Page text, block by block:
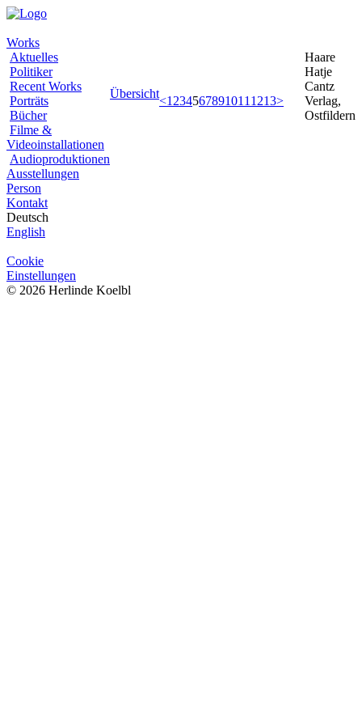
Works
Aktuelles
Politiker
Recent Works
Porträts
Bücher
Filme &
Videoinstallationen
Audioproduktionen
Ausstellungen
Person
Kontakt
Deutsch
English
Cookie
Einstellungen
Übersicht
<1 234567891011 1213>
Haare
Hatje
Cantz
Verlag,
Ostfildern
© 2026 Herlinde Koelbl